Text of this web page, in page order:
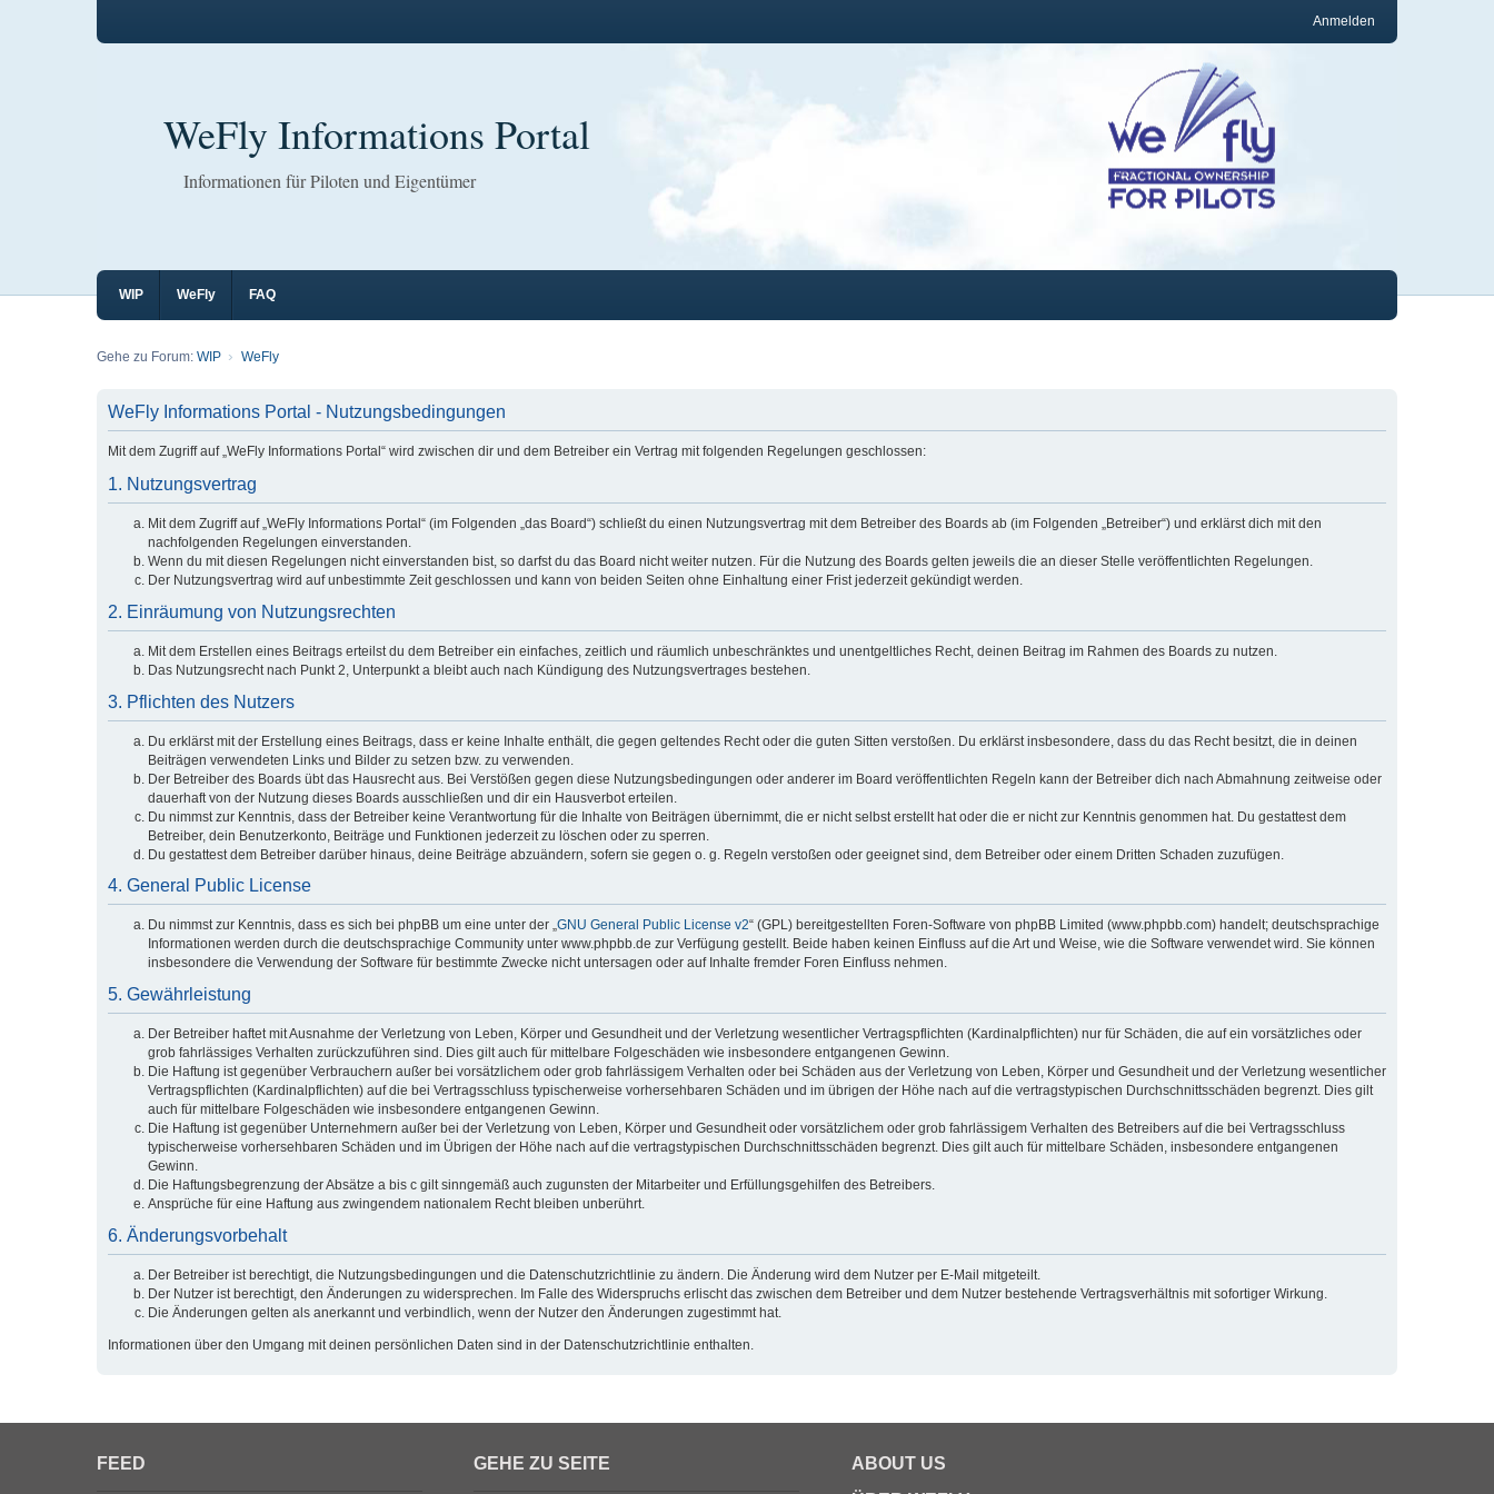
Anmelden
WeFly Informations Portal
Informationen für Piloten und Eigentümer
WIP WeFly FAQ
Gehe zu Forum: WIP WeFly
WeFly Informations Portal - Nutzungsbedingungen
Mit dem Zugriff auf „WeFly Informations Portal“ wird zwischen dir und dem Betreiber ein Vertrag mit folgenden Regelungen geschlossen:
1. Nutzungsvertrag
Mit dem Zugriff auf „WeFly Informations Portal“ (im Folgenden „das Board“) schließt du einen Nutzungsvertrag mit dem Betreiber des Boards ab (im Folgenden „Betreiber“) und erklärst dich mit den
nachfolgenden Regelungen einverstanden.
Wenn du mit diesen Regelungen nicht einverstanden bist, so darfst du das Board nicht weiter nutzen. Für die Nutzung des Boards gelten jeweils die an dieser Stelle veröffentlichten Regelungen.
Der Nutzungsvertrag wird auf unbestimmte Zeit geschlossen und kann von beiden Seiten ohne Einhaltung einer Frist jederzeit gekündigt werden.
2. Einräumung von Nutzungsrechten
Mit dem Erstellen eines Beitrags erteilst du dem Betreiber ein einfaches, zeitlich und räumlich unbeschränktes und unentgeltliches Recht, deinen Beitrag im Rahmen des Boards zu nutzen.
Das Nutzungsrecht nach Punkt 2, Unterpunkt a bleibt auch nach Kündigung des Nutzungsvertrages bestehen.
3. Pflichten des Nutzers
Du erklärst mit der Erstellung eines Beitrags, dass er keine Inhalte enthält, die gegen geltendes Recht oder die guten Sitten verstoßen. Du erklärst insbesondere, dass du das Recht besitzt, die in deinen
Beiträgen verwendeten Links und Bilder zu setzen bzw. zu verwenden.
Der Betreiber des Boards übt das Hausrecht aus. Bei Verstößen gegen diese Nutzungsbedingungen oder anderer im Board veröffentlichten Regeln kann der Betreiber dich nach Abmahnung zeitweise oder
dauerhaft von der Nutzung dieses Boards ausschließen und dir ein Hausverbot erteilen.
Du nimmst zur Kenntnis, dass der Betreiber keine Verantwortung für die Inhalte von Beiträgen übernimmt, die er nicht selbst erstellt hat oder die er nicht zur Kenntnis genommen hat. Du gestattest dem
Betreiber, dein Benutzerkonto, Beiträge und Funktionen jederzeit zu löschen oder zu sperren.
Du gestattest dem Betreiber darüber hinaus, deine Beiträge abzuändern, sofern sie gegen o. g. Regeln verstoßen oder geeignet sind, dem Betreiber oder einem Dritten Schaden zuzufügen.
4. General Public License
Du nimmst zur Kenntnis, dass es sich bei phpBB um eine unter der „GNU General Public License v2“ (GPL) bereitgestellten Foren-Software von phpBB Limited (www.phpbb.com) handelt; deutschsprachige
Informationen werden durch die deutschsprachige Community unter www.phpbb.de zur Verfügung gestellt. Beide haben keinen Einfluss auf die Art und Weise, wie die Software verwendet wird. Sie können
insbesondere die Verwendung der Software für bestimmte Zwecke nicht untersagen oder auf Inhalte fremder Foren Einfluss nehmen.
5. Gewährleistung
Der Betreiber haftet mit Ausnahme der Verletzung von Leben, Körper und Gesundheit und der Verletzung wesentlicher Vertragspflichten (Kardinalpflichten) nur für Schäden, die auf ein vorsätzliches oder
grob fahrlässiges Verhalten zurückzuführen sind. Dies gilt auch für mittelbare Folgeschäden wie insbesondere entgangenen Gewinn.
Die Haftung ist gegenüber Verbrauchern außer bei vorsätzlichem oder grob fahrlässigem Verhalten oder bei Schäden aus der Verletzung von Leben, Körper und Gesundheit und der Verletzung wesentlicher
Vertragspflichten (Kardinalpflichten) auf die bei Vertragsschluss typischerweise vorhersehbaren Schäden und im übrigen der Höhe nach auf die vertragstypischen Durchschnittsschäden begrenzt. Dies gilt
auch für mittelbare Folgeschäden wie insbesondere entgangenen Gewinn.
Die Haftung ist gegenüber Unternehmern außer bei der Verletzung von Leben, Körper und Gesundheit oder vorsätzlichem oder grob fahrlässigem Verhalten des Betreibers auf die bei Vertragsschluss
typischerweise vorhersehbaren Schäden und im Übrigen der Höhe nach auf die vertragstypischen Durchschnittsschäden begrenzt. Dies gilt auch für mittelbare Schäden, insbesondere entgangenen
Gewinn.
Die Haftungsbegrenzung der Absätze a bis c gilt sinngemäß auch zugunsten der Mitarbeiter und Erfüllungsgehilfen des Betreibers.
Ansprüche für eine Haftung aus zwingendem nationalem Recht bleiben unberührt.
6. Änderungsvorbehalt
Der Betreiber ist berechtigt, die Nutzungsbedingungen und die Datenschutzrichtlinie zu ändern. Die Änderung wird dem Nutzer per E-Mail mitgeteilt.
Der Nutzer ist berechtigt, den Änderungen zu widersprechen. Im Falle des Widerspruchs erlischt das zwischen dem Betreiber und dem Nutzer bestehende Vertragsverhältnis mit sofortiger Wirkung.
Die Änderungen gelten als anerkannt und verbindlich, wenn der Nutzer den Änderungen zugestimmt hat.
Informationen über den Umgang mit deinen persönlichen Daten sind in der Datenschutzrichtlinie enthalten.
FEED GEHE ZU SEITE
ABOUT US